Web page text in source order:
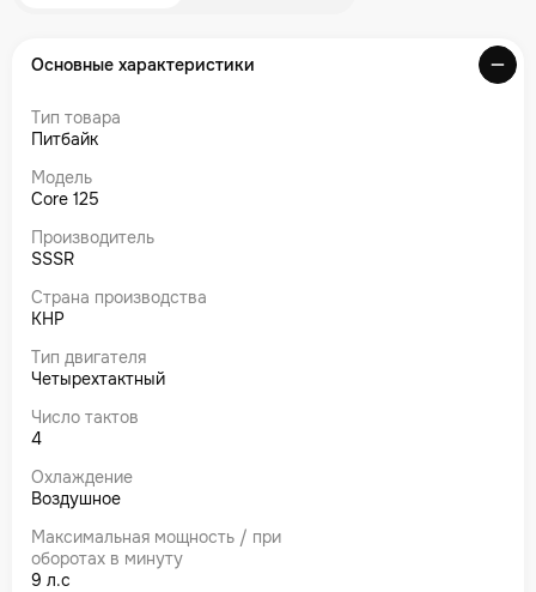
Основные характеристики
Тип товара
Питбайк
Модель
Core 125
Производитель
SSSR
Страна производства
КНР
Тип двигателя
Четырехтактный
Число тактов
4
Охлаждение
Воздушное
Максимальная мощность / при
оборотах в минуту
9 л.с